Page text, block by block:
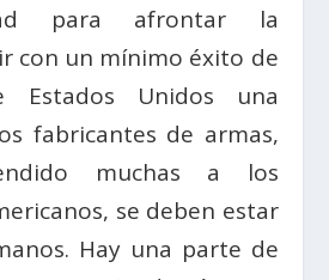
para afrontar la
con un mínimo éxito de
Estados Unidos una
fabricantes de armas,
muchas a los
se deben estar
Hay una parte de